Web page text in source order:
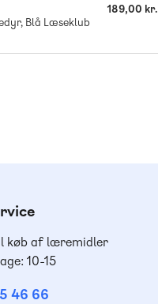
Blå Læseklub
189,00 kr.
køb af læremidler
10-15
46 66